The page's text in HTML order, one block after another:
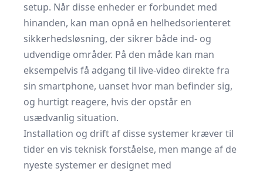
setup. Når disse enheder er forbundet med
hinanden, kan man opnå en helhedsorienteret
sikkerhedsløsning, der sikrer både ind- og
udvendige områder. På den måde kan man
eksempelvis få adgang til live-video direkte fra
sin smartphone, uanset hvor man befinder sig,
og hurtigt reagere, hvis der opstår en
usædvanlig situation.
Installation og drift af disse systemer kræver til
tider en vis teknisk forståelse, men mange af de
nyeste systemer er designet med